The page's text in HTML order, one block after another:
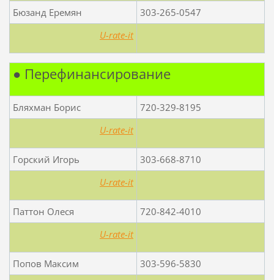
Бюзанд Еремян
303-265-0547
U-rate-it
● Перефинансирование
Бляхман Борис
720-329-8195
U-rate-it
Горский Игорь
303-668-8710
U-rate-it
Паттон Олеся
720-842-4010
U-rate-it
Попов Максим 303-596-5830